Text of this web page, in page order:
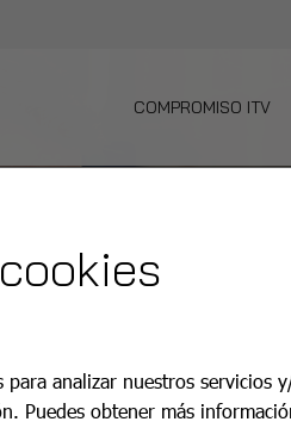
COMPROMISO ITV
Despi
analizar nuestros
Puedes obtener más